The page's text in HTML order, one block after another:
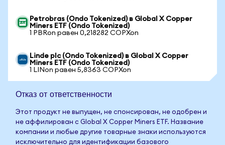
Petrobras (Ondo Tokenized) в Global X Copper
Miners ETF (Ondo Tokenized)
1 PBRon равен 0,218282 COPXon
Linde plc (Ondo Tokenized) в Global X Copper
Miners ETF (Ondo Tokenized)
1 LINon равен 5,8363 COPXon
Отказ от ответственности
Этот продукт не выпущен, не спонсирован, не одобрен и
не аффилирован с Global X Copper Miners ETF. Название
компании и любые другие товарные знаки используются
исключительно для идентификации базового